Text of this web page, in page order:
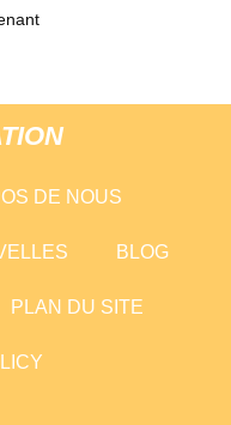
DE NOUS
BLOG
PLAN DU SITE